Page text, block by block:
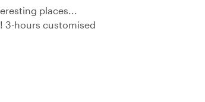
places...
3-hours customised